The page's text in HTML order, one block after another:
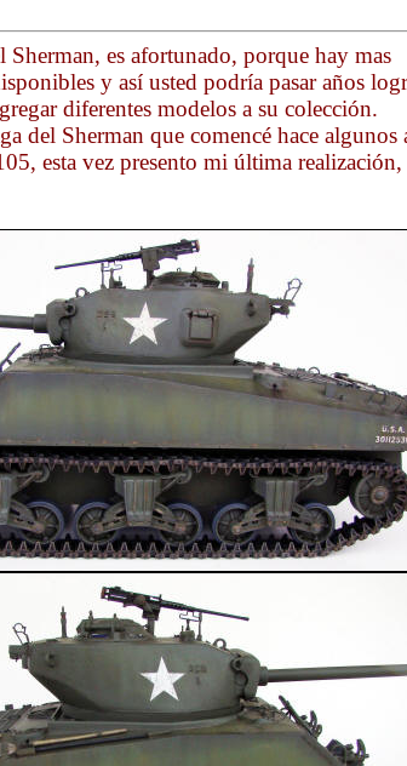
Sherman, es afortunado, porque hay mas
y así usted podría pasar años
diferentes modelos a su colección.
del Sherman que comencé hace algunos
esta vez presento mi última realización,